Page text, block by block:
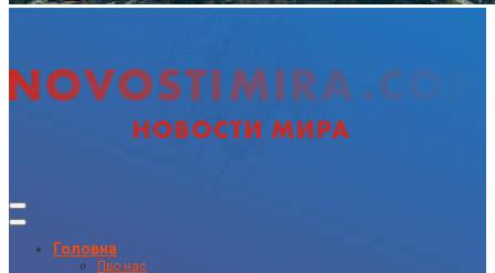
Головна
Про нас